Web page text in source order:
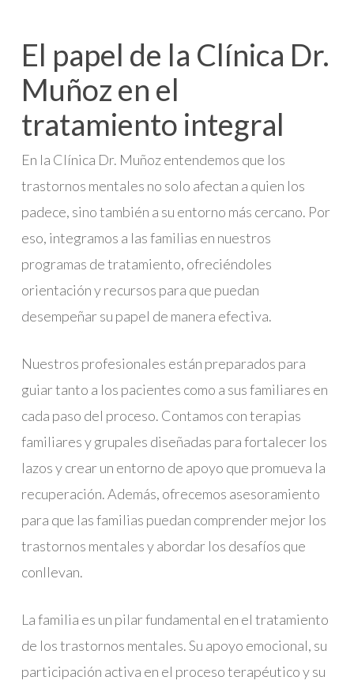
El papel de la Clínica Dr.
Muñoz en el
tratamiento integral
En la Clínica Dr. Muñoz entendemos que los
trastornos mentales no solo afectan a quien los
padece, sino también a su entorno más cercano. Por
eso, integramos a las familias en nuestros
programas de tratamiento, ofreciéndoles
orientación y recursos para que puedan
desempeñar su papel de manera efectiva.
Nuestros profesionales están preparados para
guiar tanto a los pacientes como a sus familiares en
cada paso del proceso. Contamos con terapias
familiares y grupales diseñadas para fortalecer los
lazos y crear un entorno de apoyo que promueva la
recuperación. Además, ofrecemos asesoramiento
para que las familias puedan comprender mejor los
trastornos mentales y abordar los desafíos que
conllevan.
La familia es un pilar fundamental en el tratamiento
de los trastornos mentales. Su apoyo emocional, su
participación activa en el proceso terapéutico y su